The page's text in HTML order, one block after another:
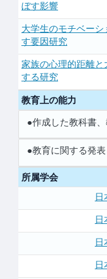
ぼす影響
大学生のモチベー
す要因研究
家族の心理的距離
する研究
教育上の能力
●作成した教科書
●教育に関する発表
所属学会
日
日
日
日